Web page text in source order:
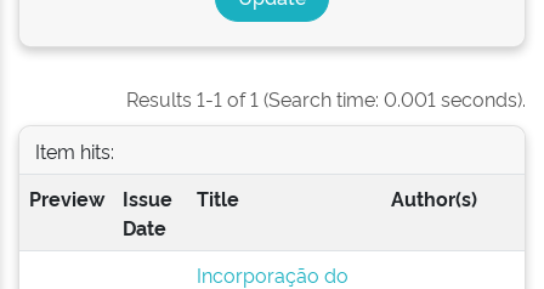
Results 1-1 of 1 (Search time: 0.001 seconds).
Item hits:
Preview
Issue
Date
Title Author(s)
Incorporação do